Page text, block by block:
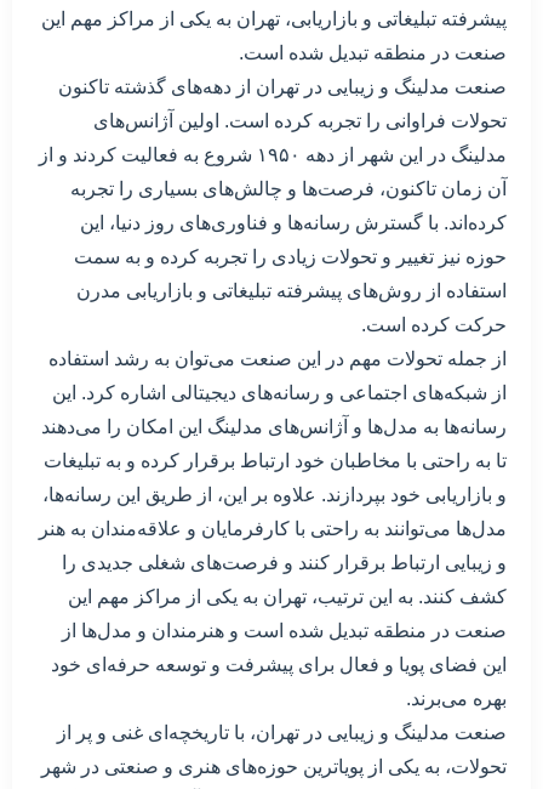
پیشرفته تبلیغاتی و بازاریابی، تهران به یکی از مراکز مهم این
صنعت در منطقه تبدیل شده است.
صنعت مدلینگ و زیبایی در تهران از دهه‌های گذشته تاکنون
تحولات فراوانی را تجربه کرده است. اولین آژانس‌های
مدلینگ در این شهر از دهه ۱۹۵۰ شروع به فعالیت کردند و از
آن زمان تاکنون، فرصت‌ها و چالش‌های بسیاری را تجربه
کرده‌اند. با گسترش رسانه‌ها و فناوری‌های روز دنیا، این
حوزه نیز تغییر و تحولات زیادی را تجربه کرده و به سمت
استفاده از روش‌های پیشرفته تبلیغاتی و بازاریابی مدرن
حرکت کرده است.
از جمله تحولات مهم در این صنعت می‌توان به رشد استفاده
از شبکه‌های اجتماعی و رسانه‌های دیجیتالی اشاره کرد. این
رسانه‌ها به مدل‌ها و آژانس‌های مدلینگ این امکان را می‌دهند
تا به راحتی با مخاطبان خود ارتباط برقرار کرده و به تبلیغات
و بازاریابی خود بپردازند. علاوه بر این، از طریق این رسانه‌ها،
مدل‌ها می‌توانند به راحتی با کارفرمایان و علاقه‌مندان به هنر
و زیبایی ارتباط برقرار کنند و فرصت‌های شغلی جدیدی را
کشف کنند. به این ترتیب، تهران به یکی از مراکز مهم این
صنعت در منطقه تبدیل شده است و هنرمندان و مدل‌ها از
این فضای پویا و فعال برای پیشرفت و توسعه حرفه‌ای خود
بهره می‌برند.
صنعت مدلینگ و زیبایی در تهران، با تاریخچه‌ای غنی و پر از
تحولات، به یکی از پویاترین حوزه‌های هنری و صنعتی در شهر